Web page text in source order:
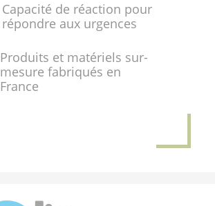
Capacité de réaction pour
répondre aux urgences
Produits et matériels sur-
mesure fabriqués en
France